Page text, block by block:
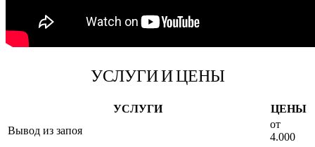
УСЛУГИ И ЦЕНЫ
УСЛУГИ
ЦЕНЫ
Вывод из запоя
от
4.000